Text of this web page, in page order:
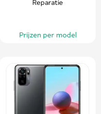
Reparatie
Prijzen per model